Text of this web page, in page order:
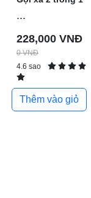
...
228,000 VNĐ
0 VNĐ
4.6 sao
Thêm vào giỏ